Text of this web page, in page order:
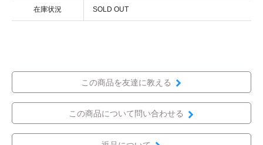
在庫状況 SOLD OUT
この商品を友達に教える
この商品について問い合わせる